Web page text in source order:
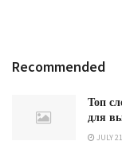
Recommended
Топ
для
JULY